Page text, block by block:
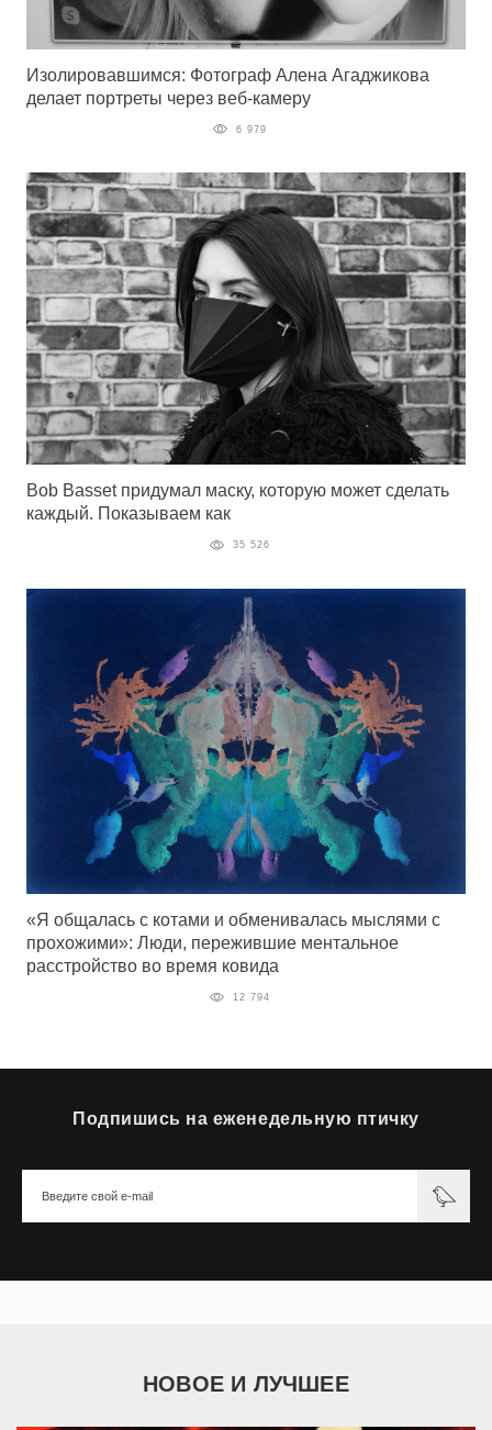
Изолировавшимся: Фотограф Алена Агаджикова
делает портреты через веб-камеру
6 979
Bob Basset придумал маску, которую может сделать
каждый. Показываем как
35 526
«Я общалась с котами и обменивалась мыслями с
прохожими»: Люди, пережившие ментальное
расстройство во время ковида
12 794
Подпишись на еженедельную птичку
НОВОЕ И ЛУЧШЕЕ